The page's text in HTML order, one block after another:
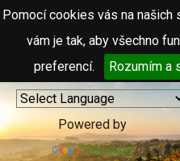
Pomocí cookies vás na našich
vám je tak, aby všechno
preferencí.
Rozumím a
Powered by
Translate